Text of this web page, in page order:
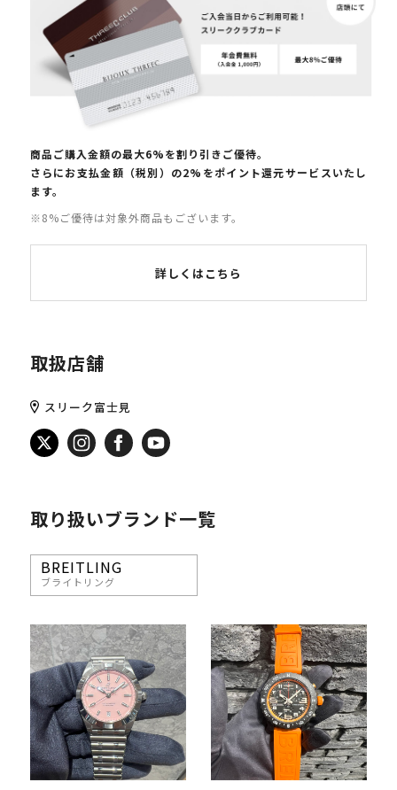
商品ご購入金額の最大6%を割り引きご優待。
さらにお支払金額（税別）の2%をポイント還元サービスいたし
ます。
※8%ご優待は対象外商品もございます。
詳しくはこちら
取扱店舗
スリーク富士見
取り扱いブランド一覧
BREITLING
ブライトリング